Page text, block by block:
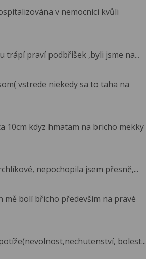
v nemocnici kvůli
trápí praví podbřišek ,byli jsme na...
vstrede niekedy sa to taha na
10cm kdyz hmatam na bricho mekky
nepochopila jsem přesně,...
mě bolí břicho především na pravé
bolest...